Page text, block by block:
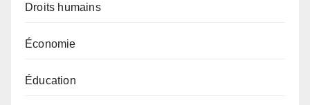
Droits humains
Économie
Éducation